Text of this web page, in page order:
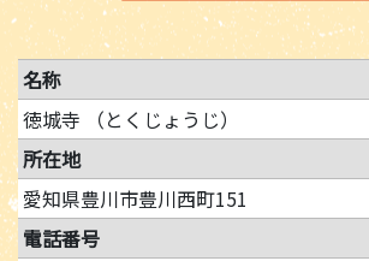
名称
徳城寺 （とくじょうじ）
所在地
愛知県豊川市豊川西町151
電話番号